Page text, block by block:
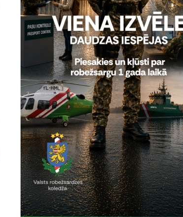
Privātuma politika
Vai šī informācija bija